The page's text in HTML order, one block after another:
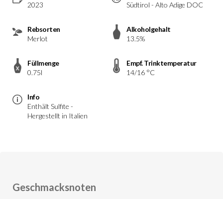
2023
Südtirol - Alto Adige DOC
Rebsorten
Merlot
Alkoholgehalt
13.5%
Füllmenge
0.75l
Empf. Trinktemperatur
14/16 °C
Info
Enthält Sulfite -
Hergestellt in Italien
Geschmacksnoten